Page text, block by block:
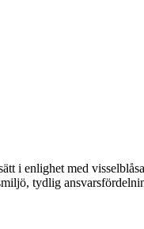
i enlighet med
tydlig